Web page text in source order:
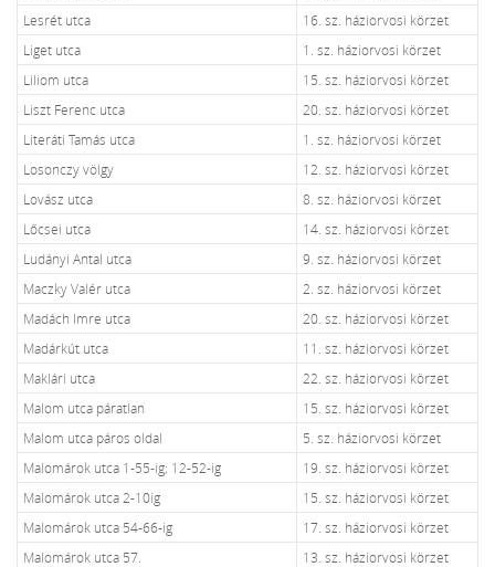
Lesrét utca
16. sz. háziorvosi körzet
Liget utca
1. sz. háziorvosi körzet
Liliom utca
15. sz. háziorvosi körzet
Liszt Ferenc utca
20. sz. háziorvosi körzet
Literáti Tamás utca
1. sz. háziorvosi körzet
Losonczy völgy
12. sz. háziorvosi körzet
Lovász utca
8. sz. háziorvosi körzet
Lőcsei utca
14. sz. háziorvosi körzet
Ludányi Antal utca
9. sz. háziorvosi körzet
Maczky Valér utca
2. sz. háziorvosi körzet
Madách Imre utca
20. sz. háziorvosi körzet
Madárkút utca
11. sz. háziorvosi körzet
Maklári utca
22. sz. háziorvosi körzet
Malom utca páratlan
15. sz. háziorvosi körzet
Malom utca páros oldal
5. sz. háziorvosi körzet
Malomárok utca 1-55-ig; 12-52-ig
19. sz. háziorvosi körzet
Malomárok utca 2-10ig
15. sz. háziorvosi körzet
Malomárok utca 54-66-ig
17. sz. háziorvosi körzet
Malomárok utca 57.
13. sz. háziorvosi körzet